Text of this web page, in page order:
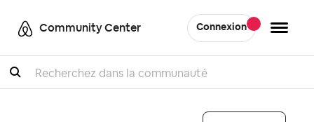
Community Center Connexion
Recherche